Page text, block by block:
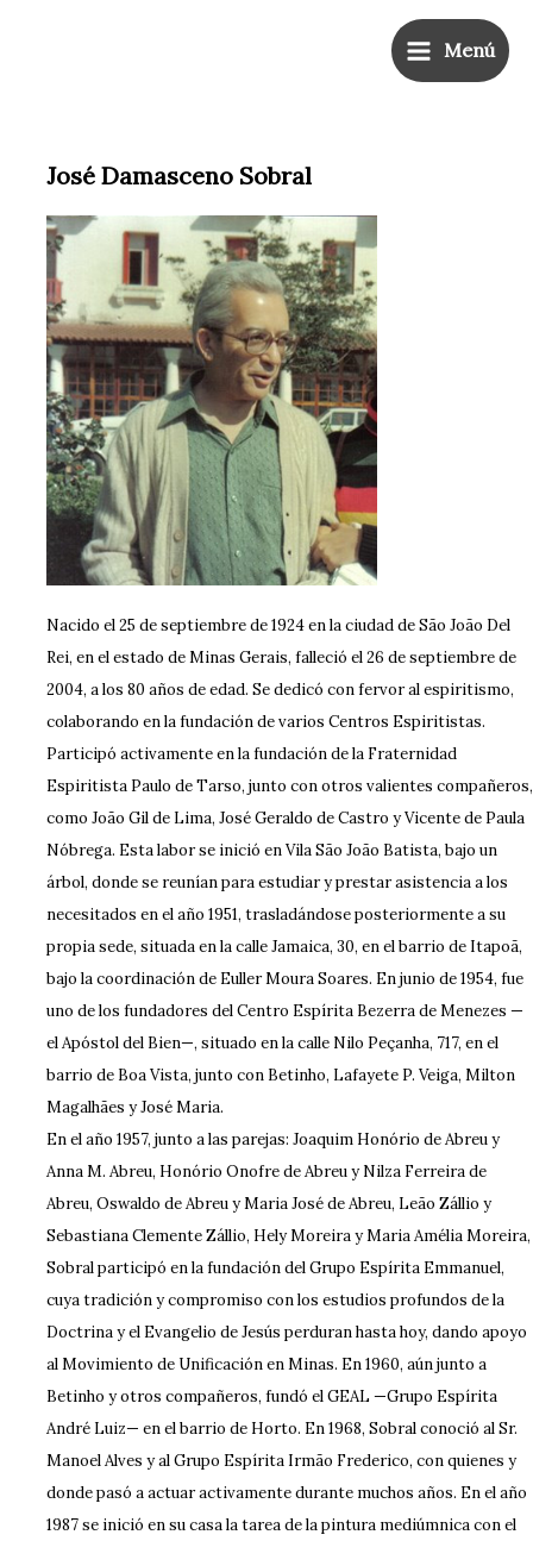
Main
Menu
Menú
José Damasceno Sobral
Nacido el 25 de septiembre de 1924 en la ciudad de São João Del
Rei, en el estado de Minas Gerais, falleció el 26 de septiembre de
2004, a los 80 años de edad. Se dedicó con fervor al espiritismo,
colaborando en la fundación de varios Centros Espiritistas.
Participó activamente en la fundación de la Fraternidad
Espiritista Paulo de Tarso, junto con otros valientes compañeros,
como João Gil de Lima, José Geraldo de Castro y Vicente de Paula
Nóbrega. Esta labor se inició en Vila São João Batista, bajo un
árbol, donde se reunían para estudiar y prestar asistencia a los
necesitados en el año 1951, trasladándose posteriormente a su
propia sede, situada en la calle Jamaica, 30, en el barrio de Itapoã,
bajo la coordinación de Euller Moura Soares. En junio de 1954, fue
uno de los fundadores del Centro Espírita Bezerra de Menezes —
el Apóstol del Bien—, situado en la calle Nilo Peçanha, 717, en el
barrio de Boa Vista, junto con Betinho, Lafayete P. Veiga, Milton
Magalhães y José Maria.
En el año 1957, junto a las parejas: Joaquim Honório de Abreu y
Anna M. Abreu, Honório Onofre de Abreu y Nilza Ferreira de
Abreu, Oswaldo de Abreu y Maria José de Abreu, Leão Zállio y
Sebastiana Clemente Zállio, Hely Moreira y Maria Amélia Moreira,
Sobral participó en la fundación del Grupo Espírita Emmanuel,
cuya tradición y compromiso con los estudios profundos de la
Doctrina y el Evangelio de Jesús perduran hasta hoy, dando apoyo
al Movimiento de Unificación en Minas. En 1960, aún junto a
Betinho y otros compañeros, fundó el GEAL —Grupo Espírita
André Luiz— en el barrio de Horto. En 1968, Sobral conoció al Sr.
Manoel Alves y al Grupo Espírita Irmão Frederico, con quienes y
donde pasó a actuar activamente durante muchos años. En el año
1987 se inició en su casa la tarea de la pintura mediúmnica con el